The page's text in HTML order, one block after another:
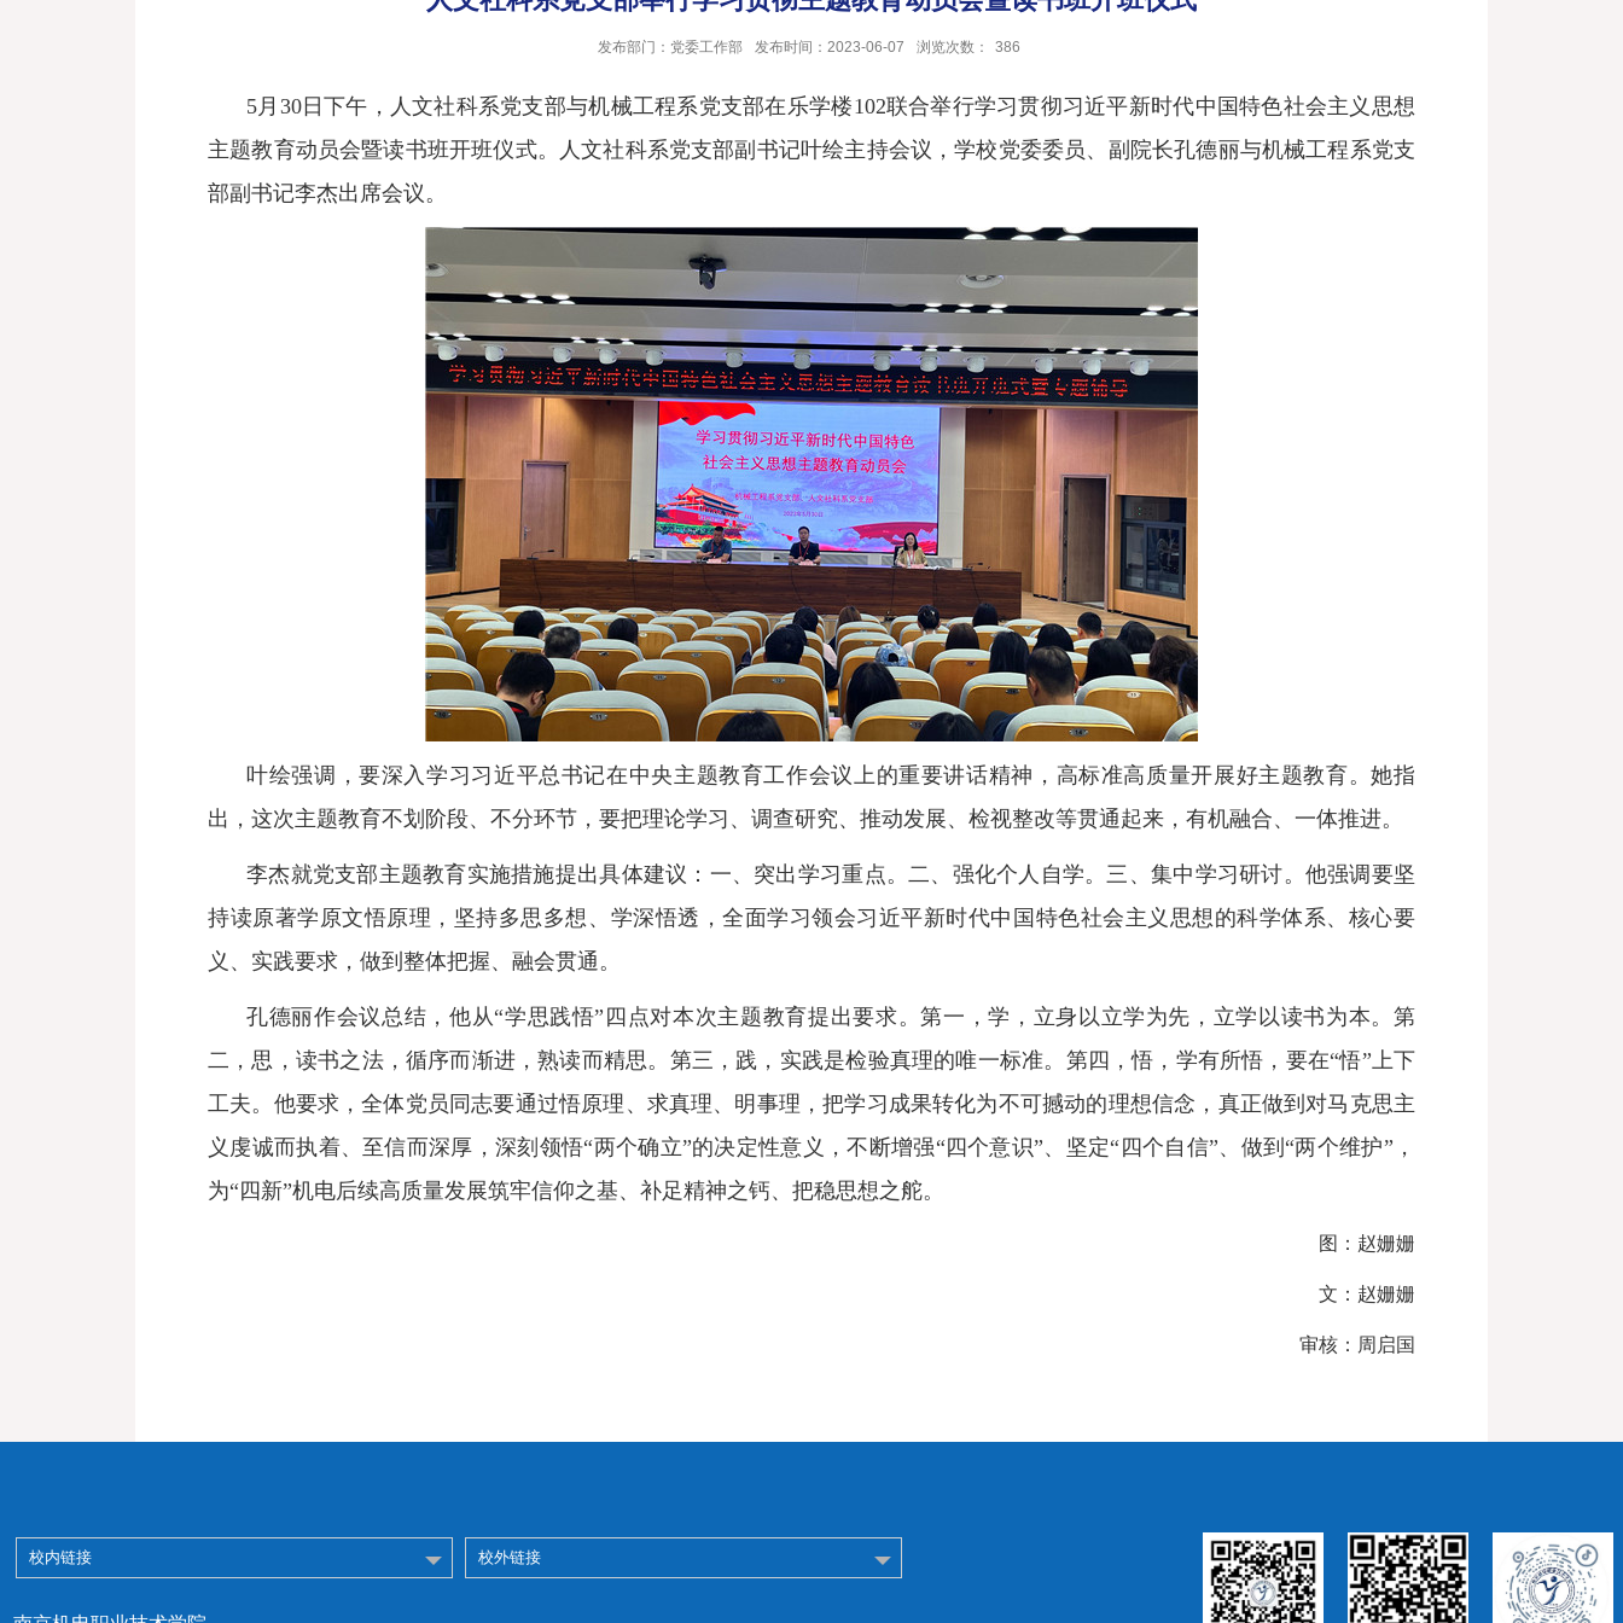
发布部门：党委工作部 发布时间：2023-06-07 浏览次数： 386
5月30日下午，人文社科系党支部与机械工程系党支部在乐学楼102联合举行学习贯彻习近平新时代中国特色社会主义思想
主题教育动员会暨读书班开班仪式。人文社科系党支部副书记叶绘主持会议，学校党委委员、副院长孔德丽与机械工程系党支
部副书记李杰出席会议。
叶绘强调，要深入学习习近平总书记在中央主题教育工作会议上的重要讲话精神，高标准高质量开展好主题教育。她指
出，这次主题教育不划阶段、不分环节，要把理论学习、调查研究、推动发展、检视整改等贯通起来，有机融合、一体推进。
李杰就党支部主题教育实施措施提出具体建议：一、突出学习重点。二、强化个人自学。三、集中学习研讨。他强调要坚
持读原著学原文悟原理，坚持多思多想、学深悟透，全面学习领会习近平新时代中国特色社会主义思想的科学体系、核心要
义、实践要求，做到整体把握、融会贯通。
孔德丽作会议总结，他从“学思践悟”四点对本次主题教育提出要求。第一，学，立身以立学为先，立学以读书为本。第
二，思，读书之法，循序而渐进，熟读而精思。第三，践，实践是检验真理的唯一标准。第四，悟，学有所悟，要在“悟”上下
工夫。他要求，全体党员同志要通过悟原理、求真理、明事理，把学习成果转化为不可撼动的理想信念，真正做到对马克思主
义虔诚而执着、至信而深厚，深刻领悟“两个确立”的决定性意义，不断增强“四个意识”、坚定“四个自信”、做到“两个维护”，
为“四新”机电后续高质量发展筑牢信仰之基、补足精神之钙、把稳思想之舵。
图：赵姗姗
文：赵姗姗
审核：周启国
校内链接 校外链接